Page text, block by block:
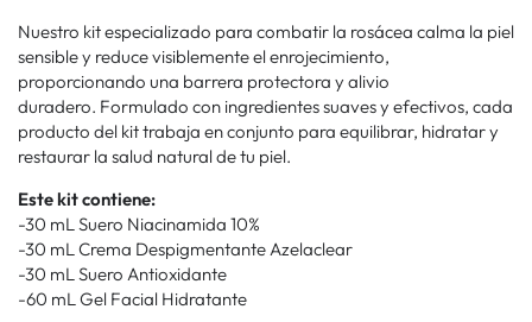
Nuestro kit especializado para combatir la rosácea calma la piel
sensible y reduce visiblemente el enrojecimiento,
proporcionando una barrera protectora y alivio
duradero. Formulado con ingredientes suaves y efectivos, cada
producto del kit trabaja en conjunto para equilibrar, hidratar y
restaurar la salud natural de tu piel.
Este kit contiene:
-30 mL Suero Niacinamida 10%
-30 mL Crema Despigmentante Azelaclear
-30 mL Suero Antioxidante
-60 mL Gel Facial Hidratante